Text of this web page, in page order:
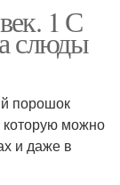
1 С
слюды
порошок
можно
и даже в